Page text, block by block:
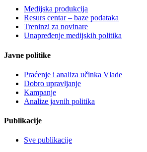
Medijska produkcija
Resurs centar – baze podataka
Treninzi za novinare
Unapređenje medijskih politika
Javne politike
Praćenje i analiza učinka Vlade
Dobro upravljanje
Kampanje
Analize javnih politika
Publikacije
Sve publikacije